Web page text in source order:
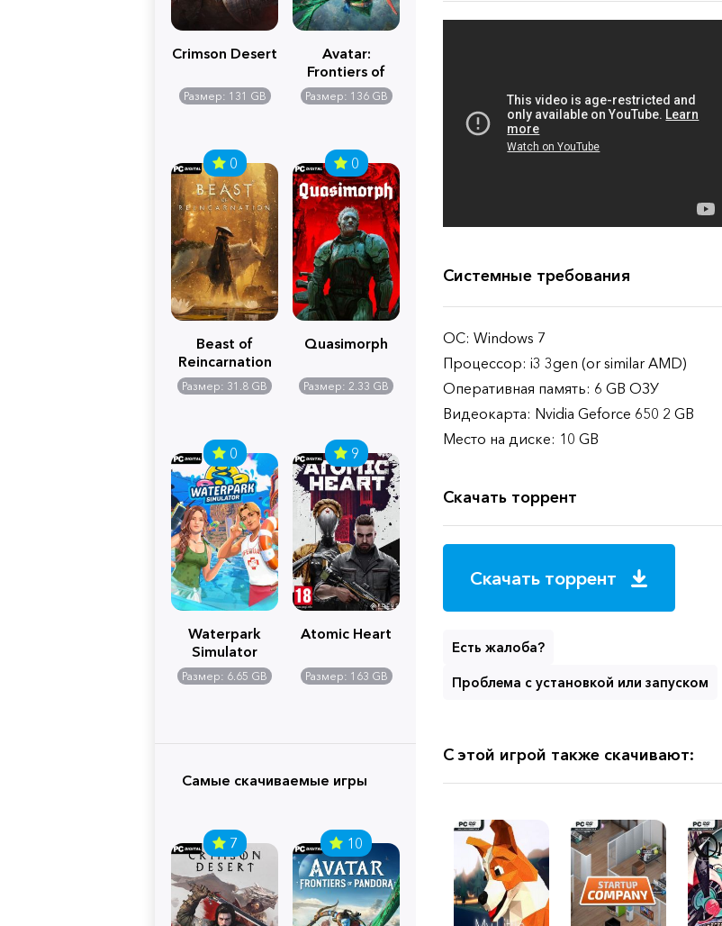
Crimson Desert
Размер: 131 GB
Avatar:
Frontiers of
Pandora
Размер: 136 GB
0
Beast of
Reincarnation
Размер: 31.8 GB
0
Quasimorph
Размер: 2.33 GB
0
Waterpark
Simulator
Размер: 6.65 GB
9
Atomic Heart
Размер: 163 GB
Самые скачиваемые игры
7 10
Системные требования
ОС: Windows 7
Процессор: i3 3gen (or similar AMD)
Оперативная память: 6 GB ОЗУ
Видеокарта: Nvidia Geforce 650 2 GB
Место на диске: 10 GB
Скачать торрент
Скачать торрент
Есть жалоба?
Проблема с установкой или запуском
С этой игрой также скачивают: